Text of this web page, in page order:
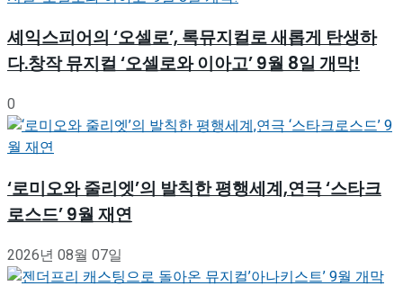
셰익스피어의 ‘오셀로’, 록뮤지컬로 새롭게 탄생하
다.창작 뮤지컬 ‘오셀로와 이아고’ 9월 8일 개막!
0
‘로미오와 줄리엣’의 발칙한 평행세계,연극 ‘스타크
로스드’ 9월 재연
2026년 08월 07일